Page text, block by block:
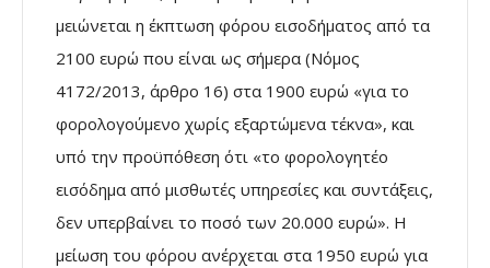
μειώνεται η έκπτωση φόρου εισοδήματος από τα
2100 ευρώ που είναι ως σήμερα (Νόμος
4172/2013, άρθρο 16) στα 1900 ευρώ «για το
φορολογούμενο χωρίς εξαρτώμενα τέκνα», και
υπό την προϋπόθεση ότι «το φορολογητέο
εισόδημα από μισθωτές υπηρεσίες και συντάξεις,
δεν υπερβαίνει το ποσό των 20.000 ευρώ». Η
μείωση του φόρου ανέρχεται στα 1950 ευρώ για